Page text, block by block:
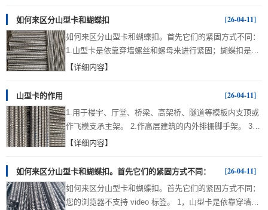
区分，这里我们区分成有防水作用的穿墙罗杆和没有防水
作用的穿墙螺杆。 重庆恒迅物资有...
架，便可构成临时工地宿舍、仓库或工棚。 5、用于搭设
型卡也有其优势，原则上更有保障，也是它如此受欢迎的
原因。 1、安全性：山型卡的应用特点决定了安全性是此
类产品设计、生产和施工应用中必须遵循的首要原则。与
原则为准。在保证了安全性的前提下，提高产品的应用效
率是另外一个重要准则。合理的产品和结构...
如何来区分山型卡和蝴蝶扣 [26-04-11]
如何来区分山型卡和蝴蝶扣。首先它们的紧固方式不同：
1.山型卡是依靠穿墙螺丝和螺母来进行紧固；蝴蝶扣是直
接运用扣上面的钢筋楔形插销进行紧固，两者固定建筑模
是钢铁，是钢板经过冲压机床的冲压而制成的，或者根据
作方式是利用球墨铸造成的，在硬度上和山型卡由于材料
的不同而有着一定的差别。相比之下，蝴蝶扣有着更强的
韧性，而在紧固物体上，山型卡的表现则要更胜一筹。
适，匹配的部件才是较好的选择，相比其他的管件，山型
卡的应用更为的广泛，效果也更为明显，是建筑...
【详细内容】
山型卡的作用 [26-04-11]
1.用于楼宇、厅堂、桥梁、高架桥、隧道等模板内支顶或
作飞模支承主架。 2.作高层建筑的内外排栅脚手架。 3.
用于机电安装、船体修造及其它装修工程的活动工作平
宿舍、仓库或工棚。 您的浏览器不支持video标签。 重庆
木工配件的厂家!主营：穿墙丝杆,对拉螺杆,建筑丝杆,支模
【详细内容】
如何来区分山型卡和蝴蝶扣。首先它们的紧固方式不同： [26-04-11]
如何来区分山型卡和蝴蝶扣。首先它们的紧固方式不同：
您的浏览器不支持 video 标签。 1，山型卡是依靠穿墙螺